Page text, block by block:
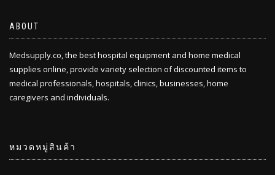
ABOUT
Medsupply.co, the best hospital equipment and home medical
supplies online, provide variety selection of discounted items to
medical professionals, hospitals, clinics, businesses, home
caregivers and individuals.
หมวดหมู่สินค้า